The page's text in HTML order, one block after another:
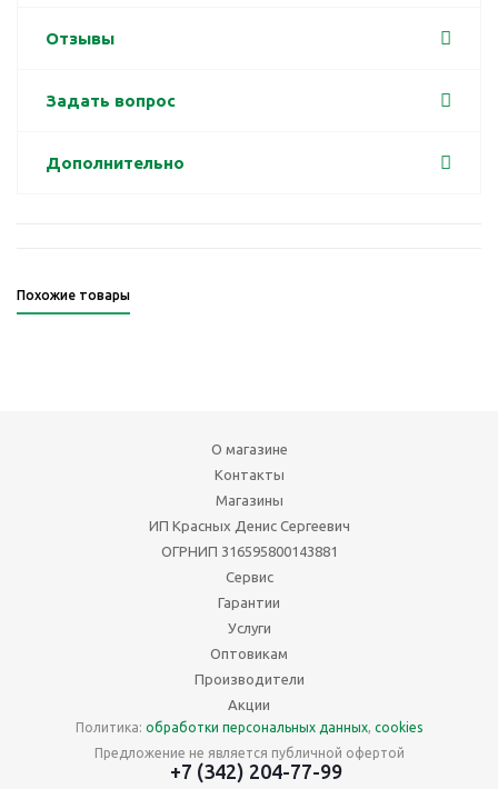
Отзывы
Задать вопрос
Дополнительно
Похожие товары
О магазине
Контакты
Магазины
ИП Красных Денис Сергеевич
ОГРНИП 316595800143881
Сервис
Гарантии
Услуги
Оптовикам
Производители
Акции
Политика: обработки персональных данных, cookies
Предложение не является публичной офертой
+7 (342) 204-77-99